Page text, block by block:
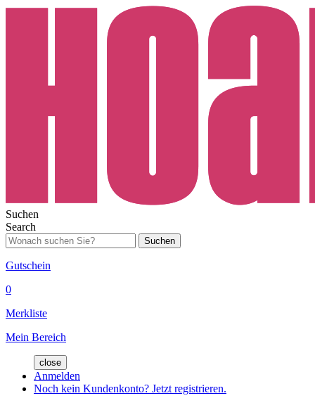
Suchen
Search
Suchen
Gutschein
0
Merkliste
Mein Bereich
close
Anmelden
Noch kein Kundenkonto? Jetzt registrieren.